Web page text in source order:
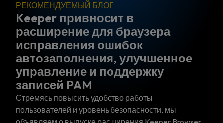
БЛОГ
в
для браузера
ошибок
улучшенное
и поддержку
PAM
удобство работы
и уровень безопасности, мы
доступа для
наиболее